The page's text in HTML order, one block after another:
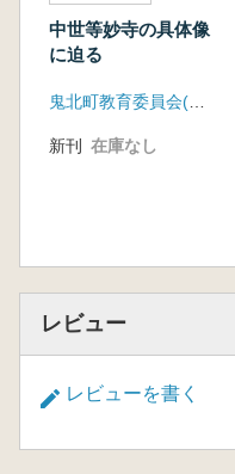
中世等妙寺の具体像
に迫る
鬼北町教育委員会(愛媛県)
新刊 在庫なし
レビュー
レビューを書く